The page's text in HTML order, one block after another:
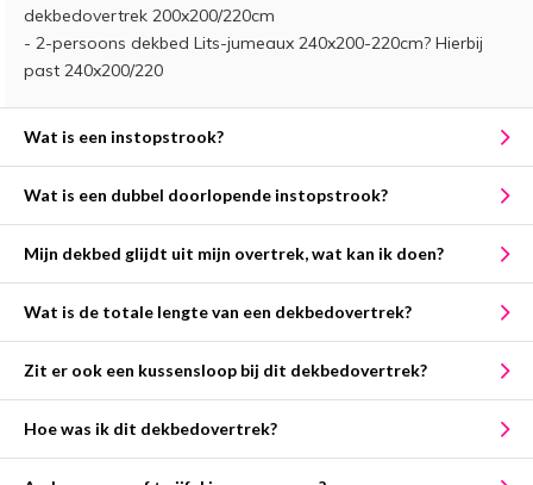
dekbedovertrek 200x200/220cm
- 2-persoons dekbed Lits-jumeaux 240x200-220cm? Hierbij
past 240x200/220
Wat is een instopstrook?
Wat is een dubbel doorlopende instopstrook?
Mijn dekbed glijdt uit mijn overtrek, wat kan ik doen?
Wat is de totale lengte van een dekbedovertrek?
Zit er ook een kussensloop bij dit dekbedovertrek?
Hoe was ik dit dekbedovertrek?